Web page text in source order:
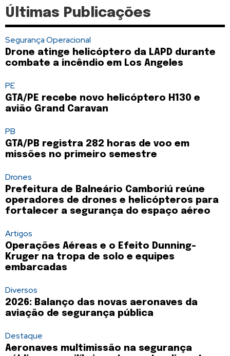
Últimas Publicações
Segurança Operacional
Drone atinge helicóptero da LAPD durante
combate a incêndio em Los Angeles
PE
GTA/PE recebe novo helicóptero H130 e
avião Grand Caravan
PB
GTA/PB registra 282 horas de voo em
missões no primeiro semestre
Drones
Prefeitura de Balneário Camboriú reúne
operadores de drones e helicópteros para
fortalecer a segurança do espaço aéreo
Artigos
Operações Aéreas e o Efeito Dunning-
Kruger na tropa de solo e equipes
embarcadas
Diversos
2026: Balanço das novas aeronaves da
aviação de segurança pública
Destaque
Aeronaves multimissão na segurança